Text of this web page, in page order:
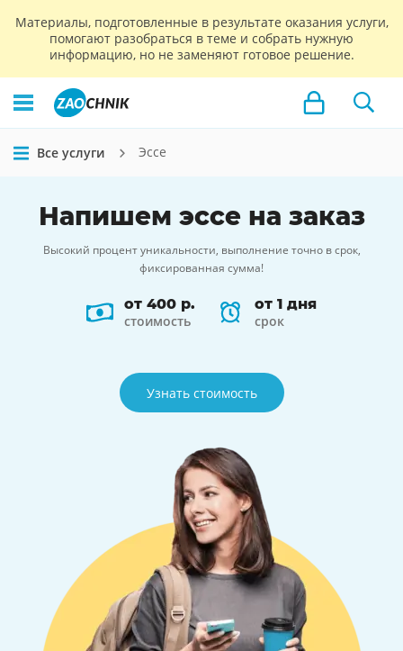
Материалы, подготовленные в результате оказания услуги,
помогают разобраться в теме и собрать нужную
информацию, но не заменяют готовое решение.
Все услуги Эссе
Напишем эссена заказ
Высокий процент уникальности, выполнение точно в срок,
фиксированная сумма!
от 400 р.
стоимость
от 1 дня
срок
Узнать стоимость